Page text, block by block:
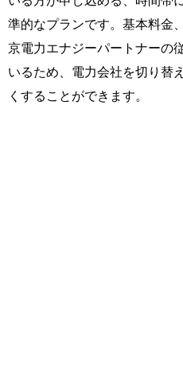
準的なプランです。基本料金
京電力エナジーパートナーの
いるため、電力会社を切り替
くすることができます。